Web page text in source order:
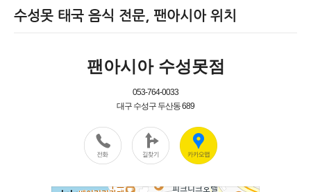
수성못 태국 음식 전문, 팬아시아 위치